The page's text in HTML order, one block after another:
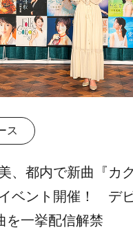
ス
、都内で新曲『カ
ベント開催！ デ
を一挙配信解禁